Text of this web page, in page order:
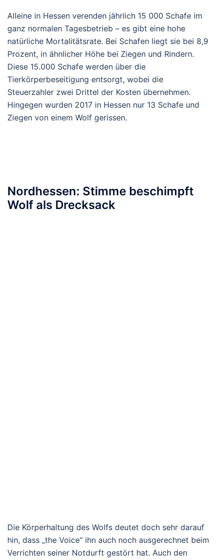
Alleine in Hessen verenden jährlich 15 000 Schafe im
ganz normalen Tagesbetrieb – es gibt eine hohe
natürliche Mortalitätsrate. Bei Schafen liegt sie bei 8,9
Prozent, in ähnlicher Höhe bei Ziegen und Rindern.
Diese 15.000 Schafe werden über die
Tierkörperbeseitigung entsorgt, wobei die
Steuerzahler zwei Drittel der Kosten übernehmen.
Hingegen wurden 2017 in Hessen nur 13 Schafe und
Ziegen von einem Wolf gerissen.
Nordhessen: Stimme beschimpft
Wolf als Drecksack
Die Körperhaltung des Wolfs deutet doch sehr darauf
hin, dass „the Voice“ ihn auch noch ausgerechnet beim
Verrichten seiner Notdurft gestört hat. Auch den